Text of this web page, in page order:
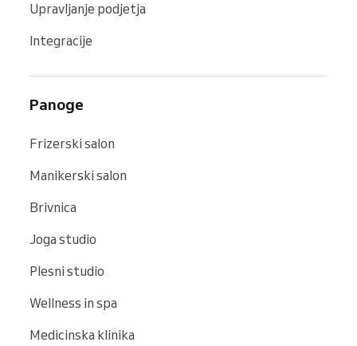
Upravljanje podjetja
Integracije
Panoge
Frizerski salon
Manikerski salon
Brivnica
Joga studio
Plesni studio
Wellness in spa
Medicinska klinika